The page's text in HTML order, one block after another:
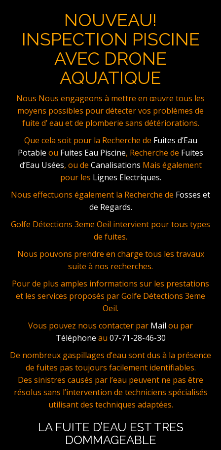
NOUVEAU!
INSPECTION PISCINE
AVEC DRONE
AQUATIQUE
Nous Nous engageons à mettre en œuvre tous les
moyens possibles pour détecter vos problèmes de
fuite d’ eau et de plomberie sans détériorations.
Que cela soit pour la Recherche de Fuites d’Eau
Potable ou Fuites Eau Piscine, Recherche de Fuites
d’Eau Usées, ou de Canalisations Mais également
pour les Lignes Electriques.
Nous effectuons également la Recherche de Fosses et
de Regards.
Golfe Détections 3eme Oeil intervient pour tous types
de fuites.
Nous pouvons prendre en charge tous les travaux
suite à nos recherches.
Pour de plus amples informations sur les prestations
et les services proposés par Golfe Détections 3eme
Oeil.
Vous pouvez nous contacter par Mail ou par
Téléphone au 07-71-28-46-30
De nombreux gaspillages d’eau sont dus à la présence
de fuites pas toujours facilement identifiables.
Des sinistres causés par l’eau peuvent ne pas être
résolus sans l’intervention de techniciens spécialisés
utilisant des techniques adaptées.
LA FUITE D’EAU EST TRES
DOMMAGEABLE